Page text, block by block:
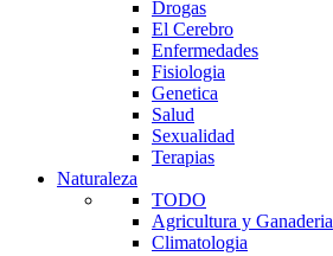
Drogas
El Cerebro
Enfermedades
Fisiologia
Genetica
Salud
Sexualidad
Terapias
Naturaleza
TODO
Agricultura y Ganaderia
Climatologia